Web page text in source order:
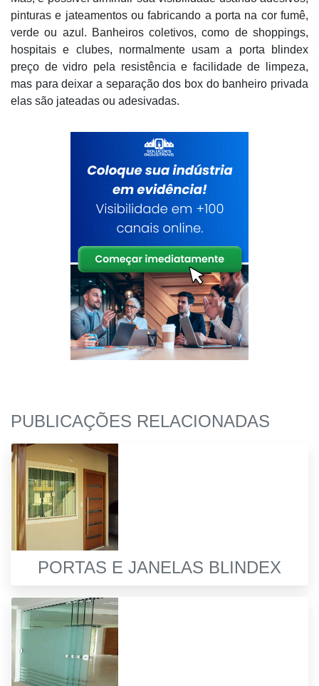
pinturas e jateamentos ou fabricando a porta na cor fumê,
verde ou azul. Banheiros coletivos, como de shoppings,
hospitais e clubes, normalmente usam a porta blindex
preço de vidro pela resistência e facilidade de limpeza,
mas para deixar a separação dos box do banheiro privada
elas são jateadas ou adesivadas.
PUBLICAÇÕES RELACIONADAS
PORTAS E JANELAS BLINDEX